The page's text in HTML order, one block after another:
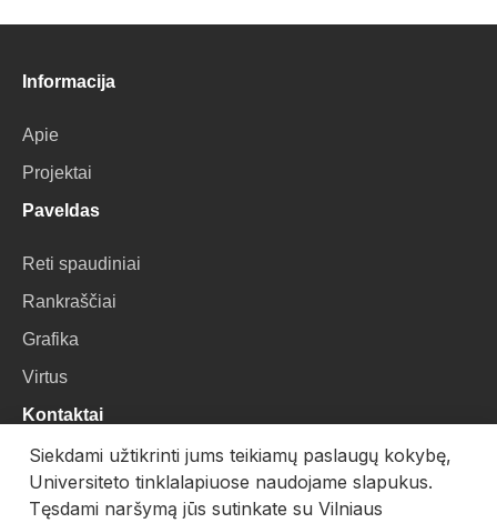
Informacija
Apie
Projektai
Paveldas
Reti spaudiniai
Rankraščiai
Grafika
Virtus
Kontaktai
VU Biblioteka
Universiteto g. 3, LT-01122, Vilnius
Siekdami užtikrinti jums teikiamų paslaugų kokybę,
Universiteto tinklalapiuose naudojame slapukus.
Tęsdami naršymą jūs sutinkate su Vilniaus